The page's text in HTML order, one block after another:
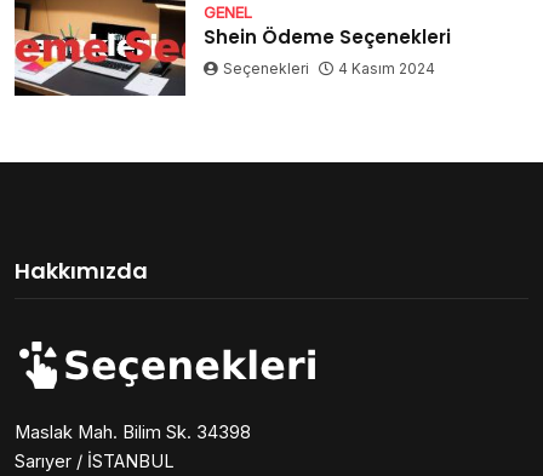
GENEL
Shein Ödeme Seçenekleri
Seçenekleri 4 Kasım 2024
Hakkımızda
Maslak Mah. Bilim Sk. 34398
Sarıyer / İSTANBUL